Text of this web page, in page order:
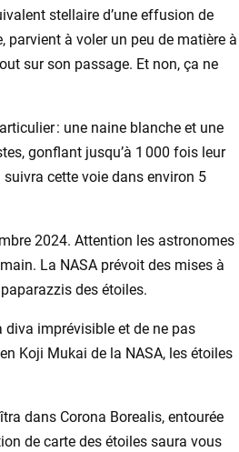
stellaire d’une effusion de
parvient à voler un peu de matière à
sur son passage. Et non, ça ne
: une naine blanche et une
gonflant jusqu’à 1 000 fois leur
cette voie dans environ 5
2024. Attention les astronomes
La NASA prévoit des mises à
des étoiles.
imprévisible et de ne pas
Koji Mukai de la NASA, les étoiles
dans Corona Borealis, entourée
de carte des étoiles saura vous